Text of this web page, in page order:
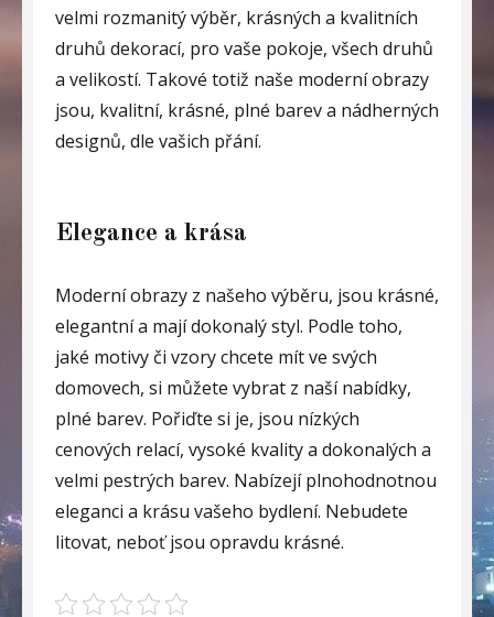
velmi rozmanitý výběr, krásných a kvalitních
druhů dekorací, pro vaše pokoje, všech druhů
a velikostí. Takové totiž naše moderní obrazy
jsou, kvalitní, krásné, plné barev a nádherných
designů, dle vašich přání.
Elegance a krása
Moderní obrazy z našeho výběru, jsou krásné,
elegantní a mají dokonalý styl. Podle toho,
jaké motivy či vzory chcete mít ve svých
domovech, si můžete vybrat z naší nabídky,
plné barev. Pořiďte si je, jsou nízkých
cenových relací, vysoké kvality a dokonalých a
velmi pestrých barev. Nabízejí plnohodnotnou
eleganci a krásu vašeho bydlení. Nebudete
litovat, neboť jsou opravdu krásné.